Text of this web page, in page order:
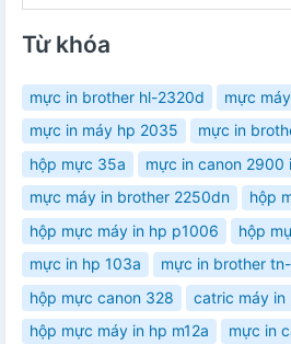
Từ khóa
mực in brother hl-2320d
mực
mực in máy hp 2035
mực in
hộp mực 35a
mực in canon 2900
mực máy in brother 2250dn
hộp
hộp mực máy in hp p1006
hộp
mực in hp 103a
mực in brother
hộp mực canon 328
catric máy
hộp mực máy in hp m12a
mực in